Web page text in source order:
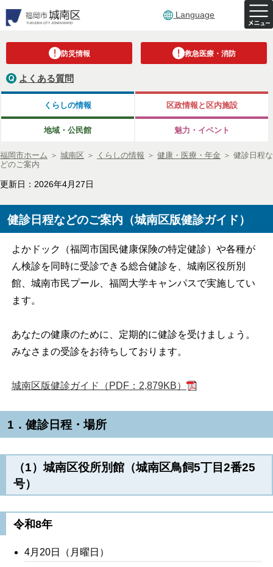
Language
防災情報 救急医療・消防
よくある質問
くらしの情報 区政情報と区内施設
地域・公民館 魅力・イベント
福岡市ホーム ＞ 城南区 ＞ くらしの情報 ＞ 健康・医療・年金 ＞ 健診日程な
どのご案内
更新日：2026年4月27日
健診日程などのご案内（城南区版健診ガイド）
よかドック（福岡市国民健康保険の特定健診）や各種が
ん検診を同時に受診できる総合健診を、城南区役所別
館、城南市民プール、福岡大学キャンパスで実施してい
ます。
あなたの健康のために、定期的に健診を受けましょう。
みなさまの受診をお待ちしております。
城南区版健診ガイド（PDF：2,879KB）
1．健診日程・場所
（1）城南区役所別館（城南区鳥飼5丁目2番25
号）
令和8年
4月20日（月曜日）